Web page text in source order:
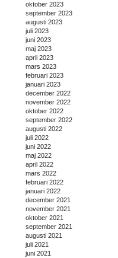
oktober 2023
september 2023
augusti 2023
juli 2023
juni 2023
maj 2023
april 2023
mars 2023
februari 2023
januari 2023
december 2022
november 2022
oktober 2022
september 2022
augusti 2022
juli 2022
juni 2022
maj 2022
april 2022
mars 2022
februari 2022
januari 2022
december 2021
november 2021
oktober 2021
september 2021
augusti 2021
juli 2021
juni 2021